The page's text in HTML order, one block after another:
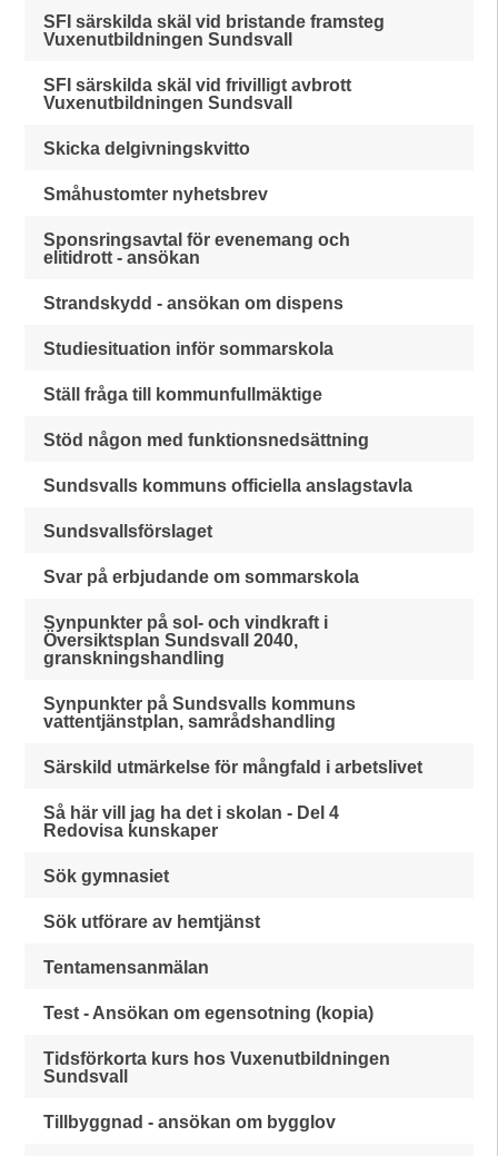
SFI särskilda skäl vid bristande framsteg
Vuxenutbildningen Sundsvall
SFI särskilda skäl vid frivilligt avbrott
Vuxenutbildningen Sundsvall
Skicka delgivningskvitto
Småhustomter nyhetsbrev
Sponsringsavtal för evenemang och
elitidrott - ansökan
Strandskydd - ansökan om dispens
Studiesituation inför sommarskola
Ställ fråga till kommunfullmäktige
Stöd någon med funktionsnedsättning
Sundsvalls kommuns officiella anslagstavla
Sundsvallsförslaget
Svar på erbjudande om sommarskola
Synpunkter på sol- och vindkraft i
Översiktsplan Sundsvall 2040,
granskningshandling
Synpunkter på Sundsvalls kommuns
vattentjänstplan, samrådshandling
Särskild utmärkelse för mångfald i arbetslivet
Så här vill jag ha det i skolan - Del 4
Redovisa kunskaper
Sök gymnasiet
Sök utförare av hemtjänst
Tentamensanmälan
Test - Ansökan om egensotning (kopia)
Tidsförkorta kurs hos Vuxenutbildningen
Sundsvall
Tillbyggnad - ansökan om bygglov